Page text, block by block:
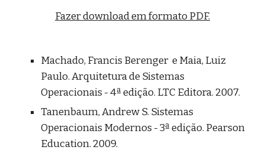
Fazer download em formato PDF.
Machado, Francis Berenger  e Maia, Luiz
Paulo. Arquitetura de Sistemas
Operacionais - 4ª edição. LTC Editora. 2007.
Tanenbaum, Andrew S. Sistemas
Operacionais Modernos - 3ª edição. Pearson
Education. 2009.